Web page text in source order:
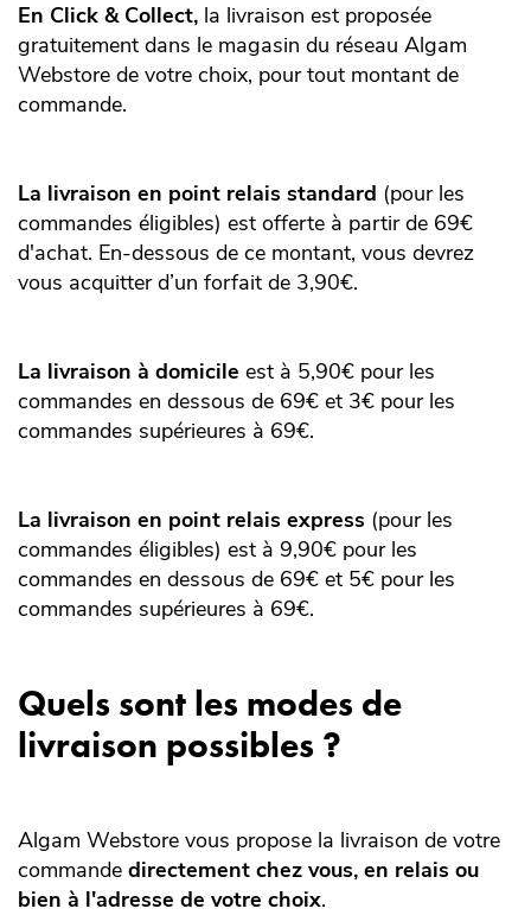
En Click & Collect, la livraison est proposée
gratuitement dans le magasin du réseau Algam
Webstore de votre choix, pour tout montant de
commande.
La livraison en point relais standard (pour les
commandes éligibles) est offerte à partir de 69€
d'achat. En-dessous de ce montant, vous devrez
vous acquitter d’un forfait de 3,90€.
La livraison à domicile est à 5,90€ pour les
commandes en dessous de 69€ et 3€ pour les
commandes supérieures à 69€.
La livraison en point relais express (pour les
commandes éligibles) est à 9,90€ pour les
commandes en dessous de 69€ et 5€ pour les
commandes supérieures à 69€.
Quels sont les modes de
livraison possibles ?
Algam Webstore vous propose la livraison de votre
commande directement chez vous, en relais ou
bien à l'adresse de votre choix.